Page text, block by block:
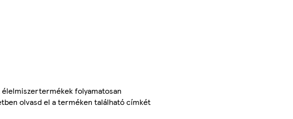
élelmiszertermékek folyamatosan
olvasd el a terméken található címkét